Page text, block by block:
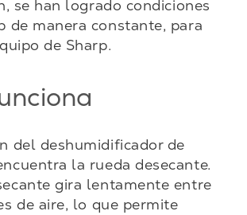
se han logrado condiciones
de manera constante, para
de Sharp.
del deshumidificador de
la rueda desecante.
gira lentamente entre
de aire, lo que permite